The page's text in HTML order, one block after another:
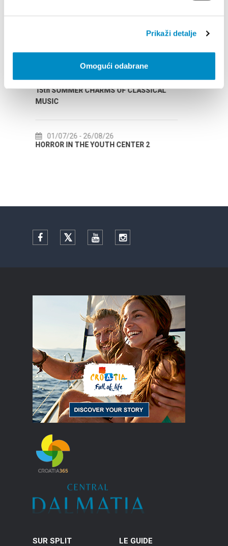
Prikaži detalje
Omogući odabrane
CLASSICAL
- 14/08/26
18/07/26- 31/08/26
Lito po domaću! - promotivna akcija
22/07/26
Summer colours of Split 2026
Facebook TwitterYouTubeInstagram
SUR SPLIT LE GUIDE